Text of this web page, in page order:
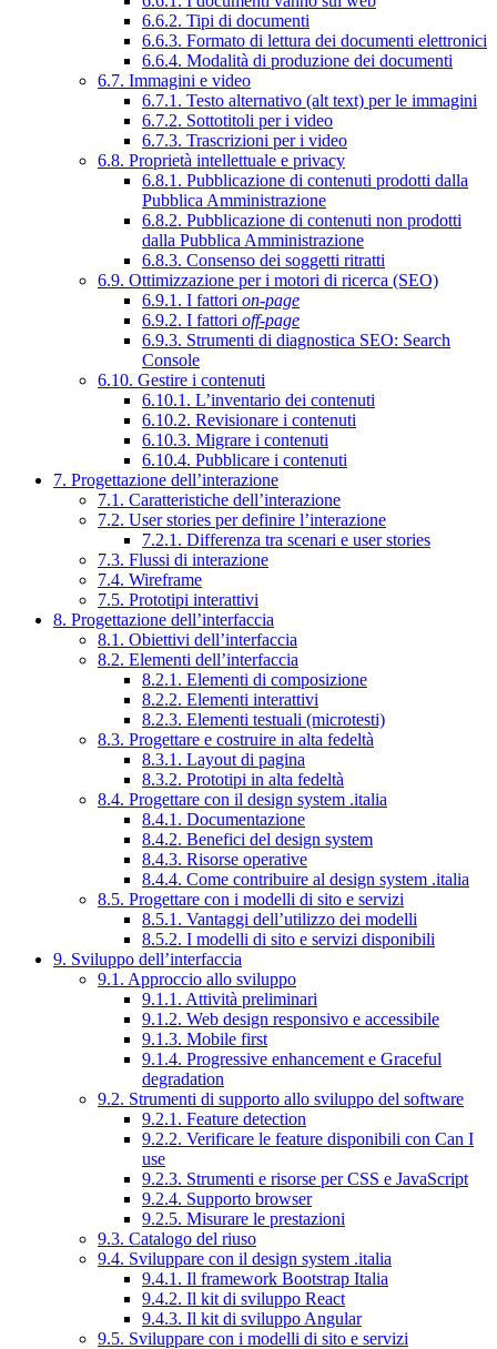
6.6.2. Tipi di documenti
6.6.3. Formato di lettura dei documenti elettronici
6.6.4. Modalità di produzione dei documenti
6.7. Immagini e video
6.7.1. Testo alternativo (alt text) per le immagini
6.7.2. Sottotitoli per i video
6.7.3. Trascrizioni per i video
6.8. Proprietà intellettuale e privacy
6.8.1. Pubblicazione di contenuti prodotti dalla
Pubblica Amministrazione
6.8.2. Pubblicazione di contenuti non prodotti
dalla Pubblica Amministrazione
6.8.3. Consenso dei soggetti ritratti
6.9. Ottimizzazione per i motori di ricerca (SEO)
6.9.1. I fattori on-page
6.9.2. I fattori off-page
6.9.3. Strumenti di diagnostica SEO: Search
Console
6.10. Gestire i contenuti
6.10.1. L’inventario dei contenuti
6.10.2. Revisionare i contenuti
6.10.3. Migrare i contenuti
6.10.4. Pubblicare i contenuti
7. Progettazione dell’interazione
7.1. Caratteristiche dell’interazione
7.2. User stories per definire l’interazione
7.2.1. Differenza tra scenari e user stories
7.3. Flussi di interazione
7.4. Wireframe
7.5. Prototipi interattivi
8. Progettazione dell’interfaccia
8.1. Obiettivi dell’interfaccia
8.2. Elementi dell’interfaccia
8.2.1. Elementi di composizione
8.2.2. Elementi interattivi
8.2.3. Elementi testuali (microtesti)
8.3. Progettare e costruire in alta fedeltà
8.3.1. Layout di pagina
8.3.2. Prototipi in alta fedeltà
8.4. Progettare con il design system .italia
8.4.1. Documentazione
8.4.2. Benefici del design system
8.4.3. Risorse operative
8.4.4. Come contribuire al design system .italia
8.5. Progettare con i modelli di sito e servizi
8.5.1. Vantaggi dell’utilizzo dei modelli
8.5.2. I modelli di sito e servizi disponibili
9. Sviluppo dell’interfaccia
9.1. Approccio allo sviluppo
9.1.1. Attività preliminari
9.1.2. Web design responsivo e accessibile
9.1.3. Mobile first
9.1.4. Progressive enhancement e Graceful
degradation
9.2. Strumenti di supporto allo sviluppo del software
9.2.1. Feature detection
9.2.2. Verificare le feature disponibili con Can I
use
9.2.3. Strumenti e risorse per CSS e JavaScript
9.2.4. Supporto browser
9.2.5. Misurare le prestazioni
9.3. Catalogo del riuso
9.4. Sviluppare con il design system .italia
9.4.1. Il framework Bootstrap Italia
9.4.2. Il kit di sviluppo React
9.4.3. Il kit di sviluppo Angular
9.5. Sviluppare con i modelli di sito e servizi